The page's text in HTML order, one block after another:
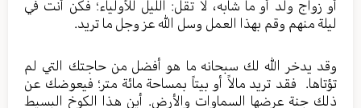
أو زواج ولد أو ما شابه، لا تقل: الليل للأولياء؛ فكن أنت في
ليلة منهم وقم بهذا العمل وسل الله عز وجل ما تريد.
وقد يدخر الله لك سبحانه ما هو أفضل من حاجتك التي لم
تؤتاها. فقد تريد مالاً أو بيتاً بمساحة مائة متر؛ فيعوضك عن
ذلك جنة عرضها السماوات والأرض. أين هذا الكوخ البسيط